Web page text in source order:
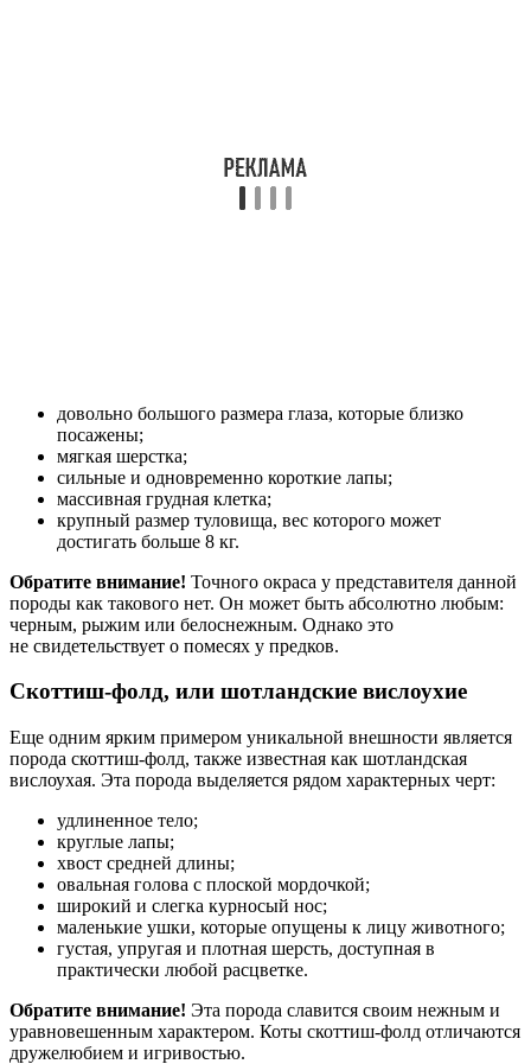
довольно большого размера глаза, которые близко
посажены;
мягкая шерстка;
сильные и одновременно короткие лапы;
массивная грудная клетка;
крупный размер туловища, вес которого может
достигать больше 8 кг.
Обратите внимание! Точного окраса у представителя данной
породы как такового нет. Он может быть абсолютно любым:
черным, рыжим или белоснежным. Однако это
не свидетельствует о помесях у предков.
Скоттиш-фолд, или шотландские вислоухие
Еще одним ярким примером уникальной внешности является
порода скоттиш-фолд, также известная как шотландская
вислоухая. Эта порода выделяется рядом характерных черт:
удлиненное тело;
круглые лапы;
хвост средней длины;
овальная голова с плоской мордочкой;
широкий и слегка курносый нос;
маленькие ушки, которые опущены к лицу животного;
густая, упругая и плотная шерсть, доступная в
практически любой расцветке.
Обратите внимание! Эта порода славится своим нежным и
уравновешенным характером. Коты скоттиш-фолд отличаются
дружелюбием и игривостью.